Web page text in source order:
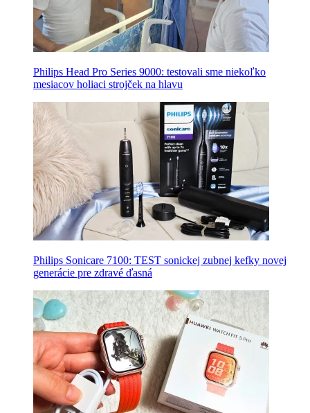
Philips Head Pro Series 9000: testovali sme niekoľko
mesiacov holiaci strojček na hlavu
Philips Sonicare 7100: TEST sonickej zubnej kefky novej
generácie pre zdravé ďasná